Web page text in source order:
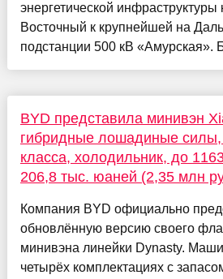
энергетической
Восточный к крупнейшей на
подстанции 500 кВ «Амурская».
BYD представила минивэн
гибридные лошадиные
класса, холодильник, до
206,8 тыс. юаней (2,35 млн
Компания BYD официально
обновлённую версию своего
минивэна линейки Dynasty.
четырёх комплектациях с